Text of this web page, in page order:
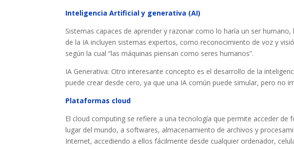
Inteligencia Artificial y generativa (AI)
Sistemas capaces de aprender y razonar como lo haría un ser
de la IA incluyen sistemas expertos, como reconocimiento de voz y
según la cual “las máquinas piensan como seres humanos”.
IA Generativa: Otro interesante concepto es el desarrollo de la
puede crear desde cero, ya que una IA común puede simular, pero no
Plataformas cloud
El cloud computing se refiere a una tecnología que permite acceder
lugar del mundo, a softwares, almacenamiento de archivos y
Internet, accediendo a ellos fácilmente desde cualquier ordenador,